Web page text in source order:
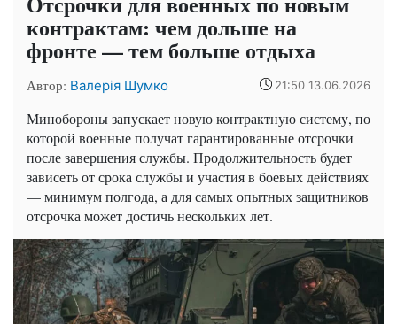
контрактам: чем дольше на
фронте — тем больше отдыха
Автор: Валерія Шумко 21:50 13.06.2026
Минобороны запускает новую контрактную систему, по
которой военные получат гарантированные отсрочки
после завершения службы. Продолжительность будет
зависеть от срока службы и участия в боевых действиях
— минимум полгода, а для самых опытных защитников
отсрочка может достичь нескольких лет.